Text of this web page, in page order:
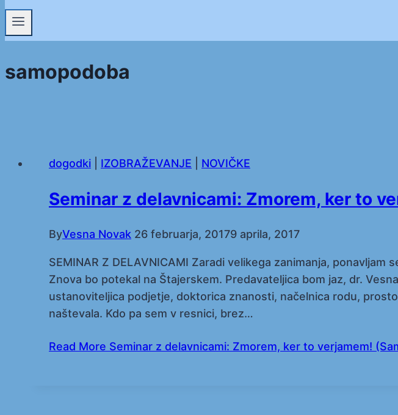
samopodoba
dogodki IZOBRAŽEVANJE NOVIČKE
Seminar z delavnicami: Zmorem, ker to
ByVesna Novak 26 februarja, 20179 aprila, 2017
SEMINAR Z DELAVNICAMI Zaradi velikega zanimanja,
Znova bo potekal na Štajerskem. Predavateljica bom jaz, dr.
ustanoviteljica podjetje, doktorica znanosti, načelnica rodu,
naštevala. Kdo pa sem v resnici, brez…
Read More Seminar z delavnicami: Zmorem, ker to verjamem!